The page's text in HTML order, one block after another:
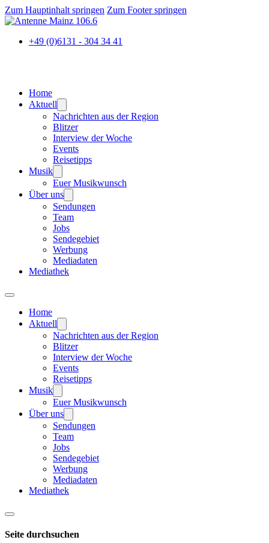
Zum Hauptinhalt springen Zum Footer springen
+49 (0)6131 - 304 34 41
Home
Aktuell
Nachrichten aus der Region
Blitzer
Interview der Woche
Events
Reisetipps
Musik
Euer Musikwunsch
Über uns
Sendungen
Team
Jobs
Sendegebiet
Werbung
Mediadaten
Mediathek
Home
Aktuell
Nachrichten aus der Region
Blitzer
Interview der Woche
Events
Reisetipps
Musik
Euer Musikwunsch
Über uns
Sendungen
Team
Jobs
Sendegebiet
Werbung
Mediadaten
Mediathek
Seite durchsuchen